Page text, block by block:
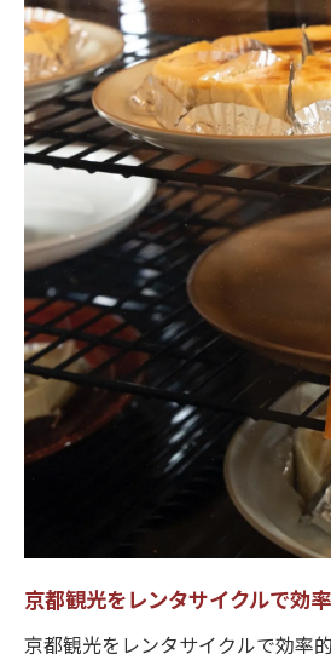
京都観光をレンタサイクルで効
京都観光をレンタサイクルで効率